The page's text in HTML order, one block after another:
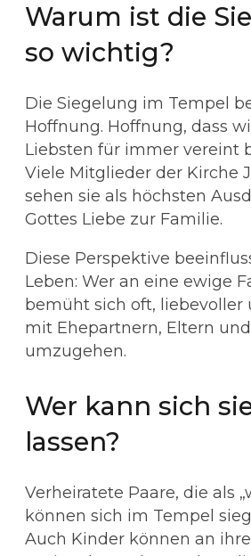
Warum ist die
so wichtig?
Die Siegelung im Tempel
Hoffnung. Hoffnung, dass
Liebsten für immer vereint
Viele Mitglieder der Kirche
sehen sie als höchsten
Gottes Liebe zur Familie.
Diese Perspektive
Leben: Wer an eine ewige
bemüht sich oft, liebevoller
mit Ehepartnern, Eltern
umzugehen.
Wer kann sich
lassen?
Verheiratete Paare, die als
können sich im Tempel
Auch Kinder können an